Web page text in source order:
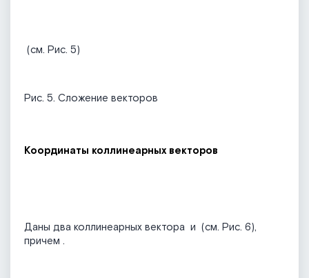
(см. Рис. 5)
Рис. 5. Сложение векторов
Координаты коллинеарных векторов
Даны два коллинеарных вектора и (см. Рис. 6),
причем .